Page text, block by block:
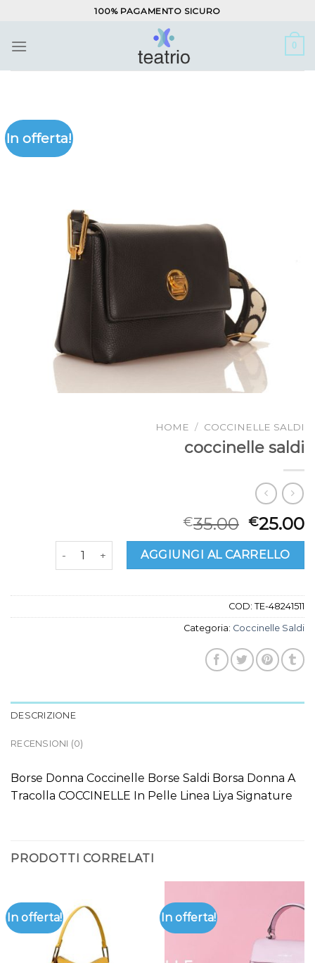
contenuti
100% PAGAMENTO SICURO
0
In offerta!
HOME / COCCINELLE SALDI
coccinelle saldi
€35.00 €25.00
coccinelle saldi quantitàAGGIUNGI AL CARRELLO
COD: TE-48241511
Categoria: Coccinelle Saldi
DESCRIZIONE
RECENSIONI (0)
Borse Donna Coccinelle Borse Saldi Borsa Donna A
Tracolla COCCINELLE In Pelle Linea Liya Signature
PRODOTTI CORRELATI
In offerta! In offerta!